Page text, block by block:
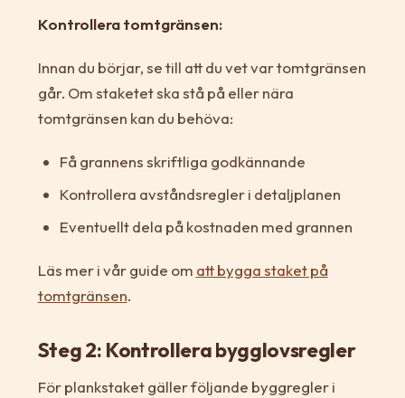
Kontrollera tomtgränsen:
Innan du börjar, se till att du vet var tomtgränsen
går. Om staketet ska stå på eller nära
tomtgränsen kan du behöva:
Få grannens skriftliga godkännande
Kontrollera avståndsregler i detaljplanen
Eventuellt dela på kostnaden med grannen
Läs mer i vår guide om att bygga staket på
tomtgränsen.
Steg 2: Kontrollera bygglovsregler
För plankstaket gäller följande byggregler i